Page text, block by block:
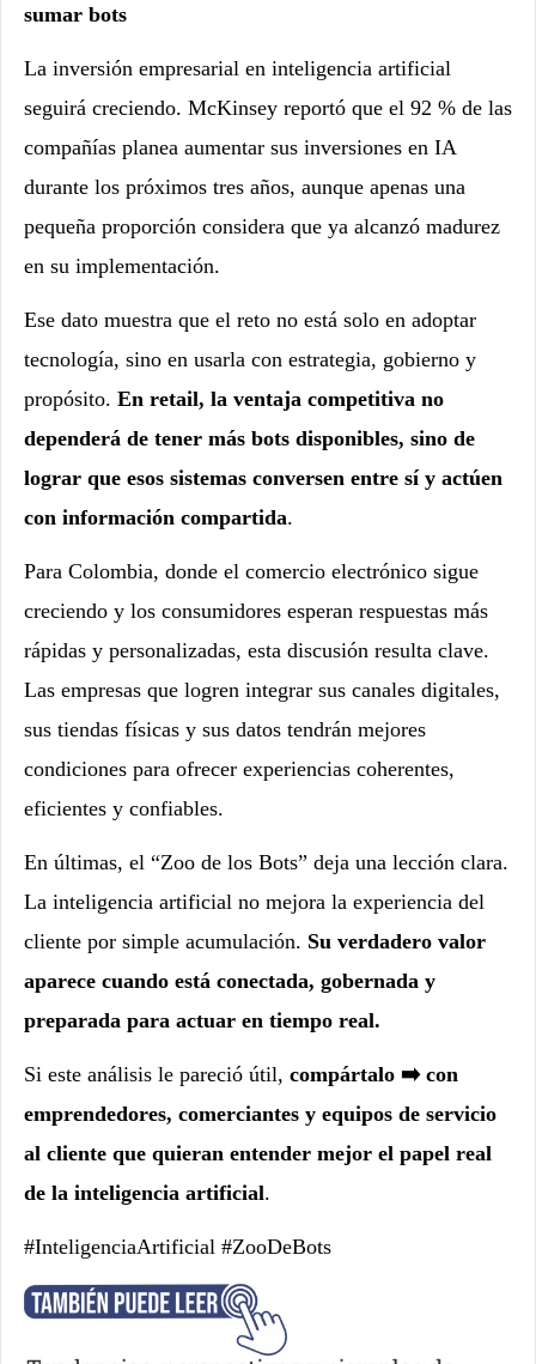
sumar bots
La inversión empresarial en inteligencia artificial
seguirá creciendo. McKinsey reportó que el 92 % de las
compañías planea aumentar sus inversiones en IA
durante los próximos tres años, aunque apenas una
pequeña proporción considera que ya alcanzó madurez
en su implementación.
Ese dato muestra que el reto no está solo en adoptar
tecnología, sino en usarla con estrategia, gobierno y
propósito. En retail, la ventaja competitiva no
dependerá de tener más bots disponibles, sino de
lograr que esos sistemas conversen entre sí y actúen
con información compartida.
Para Colombia, donde el comercio electrónico sigue
creciendo y los consumidores esperan respuestas más
rápidas y personalizadas, esta discusión resulta clave.
Las empresas que logren integrar sus canales digitales,
sus tiendas físicas y sus datos tendrán mejores
condiciones para ofrecer experiencias coherentes,
eficientes y confiables.
En últimas, el “Zoo de los Bots” deja una lección clara.
La inteligencia artificial no mejora la experiencia del
cliente por simple acumulación. Su verdadero valor
aparece cuando está conectada, gobernada y
preparada para actuar en tiempo real.
Si este análisis le pareció útil, compártalo ➡️ con
emprendedores, comerciantes y equipos de servicio
al cliente que quieran entender mejor el papel real
de la inteligencia artificial.
#InteligenciaArtificial #ZooDeBots